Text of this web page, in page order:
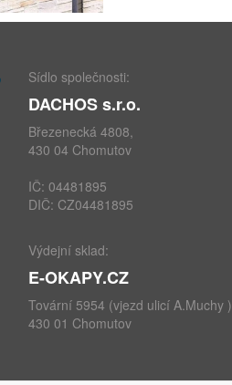
Sídlo společnosti:
DACHOS s.r.o.
Březenecká 4808,
430 04 Chomutov
IČ: 04481895
DIČ: CZ04481895
Výdejní sklad:
E-OKAPY.CZ
Tovární 5954 (vjezd ulicí A.Muchy )
430 01 Chomutov